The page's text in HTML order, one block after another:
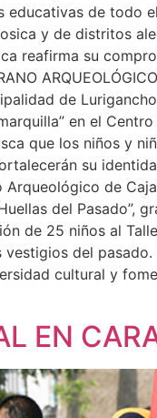
educativas de todo
y de distritos
reafirma su
ARQUEOLÓGICO
de
en el
que los niños y
su
de
del Pasado”,
de 25 niños al
del pasado.
cultural y
EN